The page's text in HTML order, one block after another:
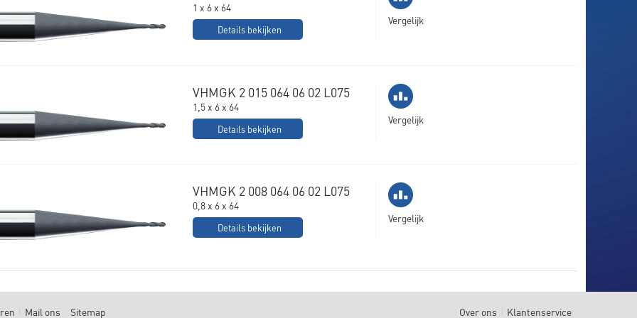
1 x 6 x 64
Details bekijken
Vergelijk
VHMGK 2 015 064 06 02 L075
1,5 x 6 x 64
Details bekijken
Vergelijk
VHMGK 2 008 064 06 02 L075
0,8 x 6 x 64
Details bekijken
Vergelijk
Mail ons Sitemap Over ons Klantenservice